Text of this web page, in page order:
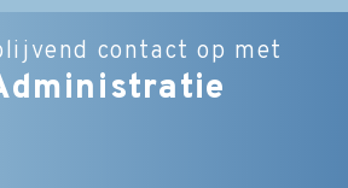
contact op met